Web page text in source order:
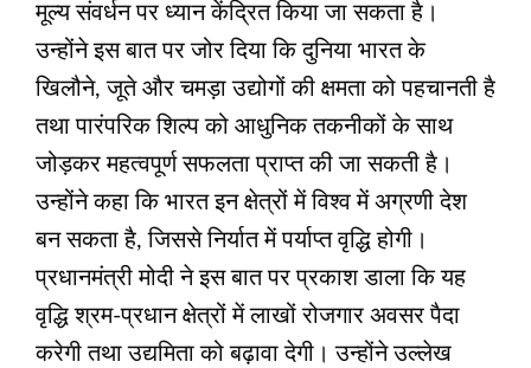
मूल्य संवर्धन पर ध्यान केंद्रित किया जा सकता है।
उन्होंने इस बात पर जोर दिया कि दुनिया भारत के
खिलौने, जूते और चमड़ा उद्योगों की क्षमता को पहचानती है
तथा पारंपरिक शिल्प को आधुनिक तकनीकों के साथ
जोड़कर महत्वपूर्ण सफलता प्राप्त की जा सकती है।
उन्होंने कहा कि भारत इन क्षेत्रों में विश्‍व में अग्रणी देश
बन सकता है, जिससे निर्यात में पर्याप्त वृद्धि होगी।
प्रधानमंत्री मोदी ने इस बात पर प्रकाश डाला कि यह
वृद्धि श्रम-प्रधान क्षेत्रों में लाखों रोजगार अवसर पैदा
करेगी तथा उद्यमिता को बढ़ावा देगी। उन्होंने उल्लेख